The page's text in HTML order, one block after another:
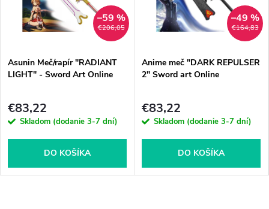
€206,05
–59 %
Asunin Meč/rapír "RADIANT
LIGHT" - Sword Art Online
€83,22
Skladom (dodanie 3-7 dní)
DO KOŠÍKA
€164,83
–49 %
Anime meč "DARK REPULSER
2" Sword art Online
€83,22
Skladom (dodanie 3-7 dní)
DO KOŠÍKA